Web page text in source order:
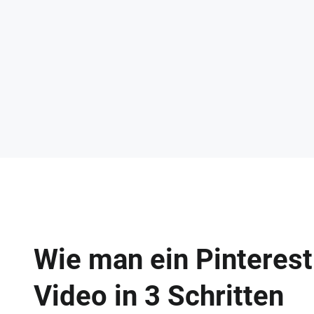
Wie man ein Pinterest
Video in 3 Schritten